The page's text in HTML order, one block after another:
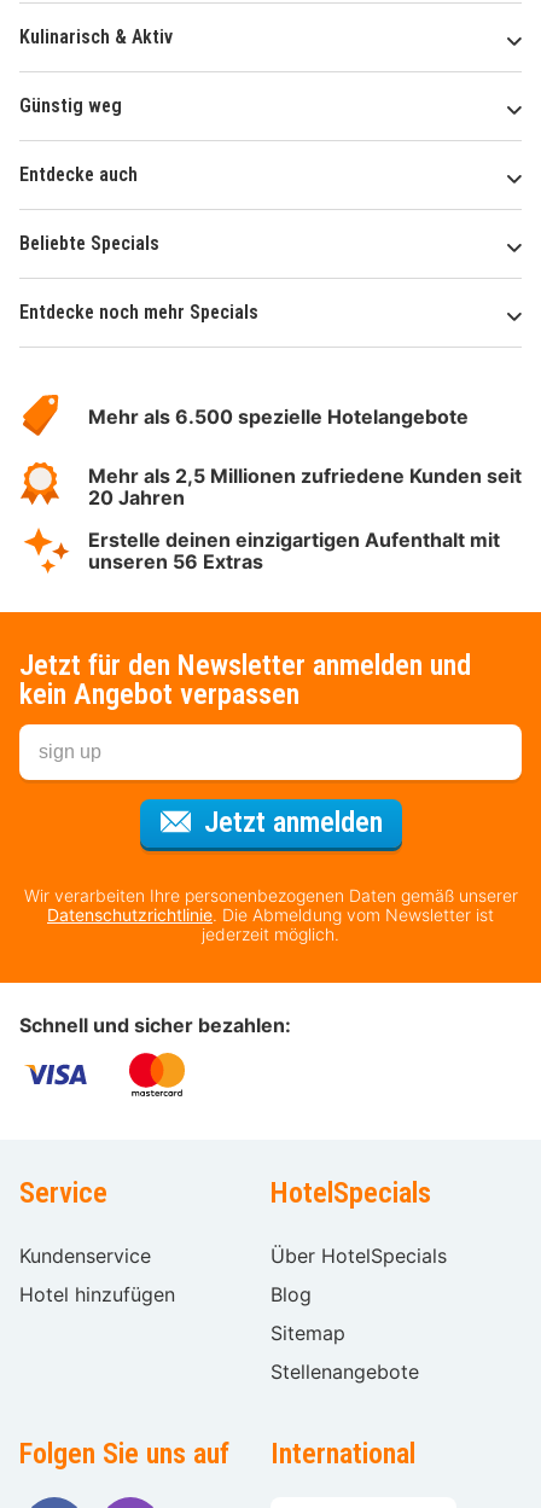
Kulinarisch & Aktiv
Günstig weg
Entdecke auch
Beliebte Specials
Entdecke noch mehr Specials
Hotelspecials
Mehr als 6.500 spezielle Hotelangebote
Mehr als 2,5 Millionen zufriedene Kunden seit
20 Jahren
Erstelle deinen einzigartigen Aufenthalt mit
unseren 56 Extras
Jetzt für den Newsletter anmelden und
kein Angebot verpassen
Jetzt anmeldenFür den
Wir verarbeiten Ihre personenbezogenen Daten gemäß unserer
Datenschutzrichtlinie. Die Abmeldung vom Newsletter ist
jederzeit möglich.
Schnell und sicher bezahlen:
Service
Kundenservice
Hotel hinzufügen
HotelSpecials
Über HotelSpecials
Blog
Sitemap
Stellenangebote
Folgen Sie uns auf International